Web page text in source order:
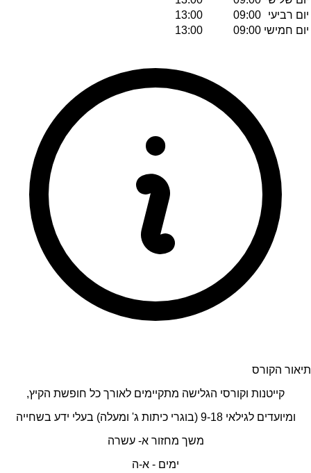
יום רביעי
09:00
13:00
יום חמישי 09:00
13:00
תיאור הקורס
קייטנות וקורסי הגלישה מתקיימים לאורך כל חופשת הקיץ,
ומיועדים לגילאי 9-18 (בוגרי כיתות ג' ומעלה) בעלי ידע בשחייה
משך מחזור א- עשרה
ימים - א-ה